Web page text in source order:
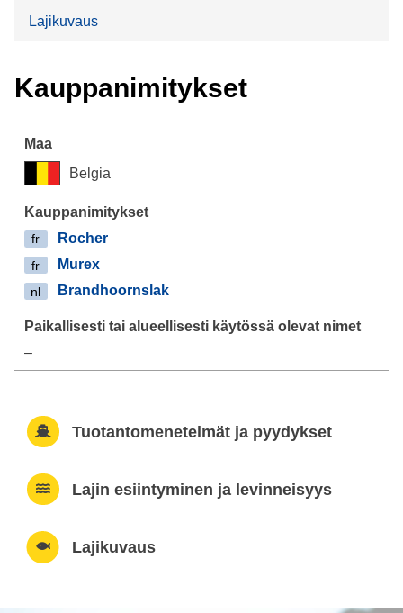
Lajikuvaus
Kauppanimitykset
Belgia
fr Rocher
fr Murex
nl Brandhoornslak
–
Tuotantomenetelmät ja pyydykset
Lajin esiintyminen ja levinneisyys
Lajikuvaus